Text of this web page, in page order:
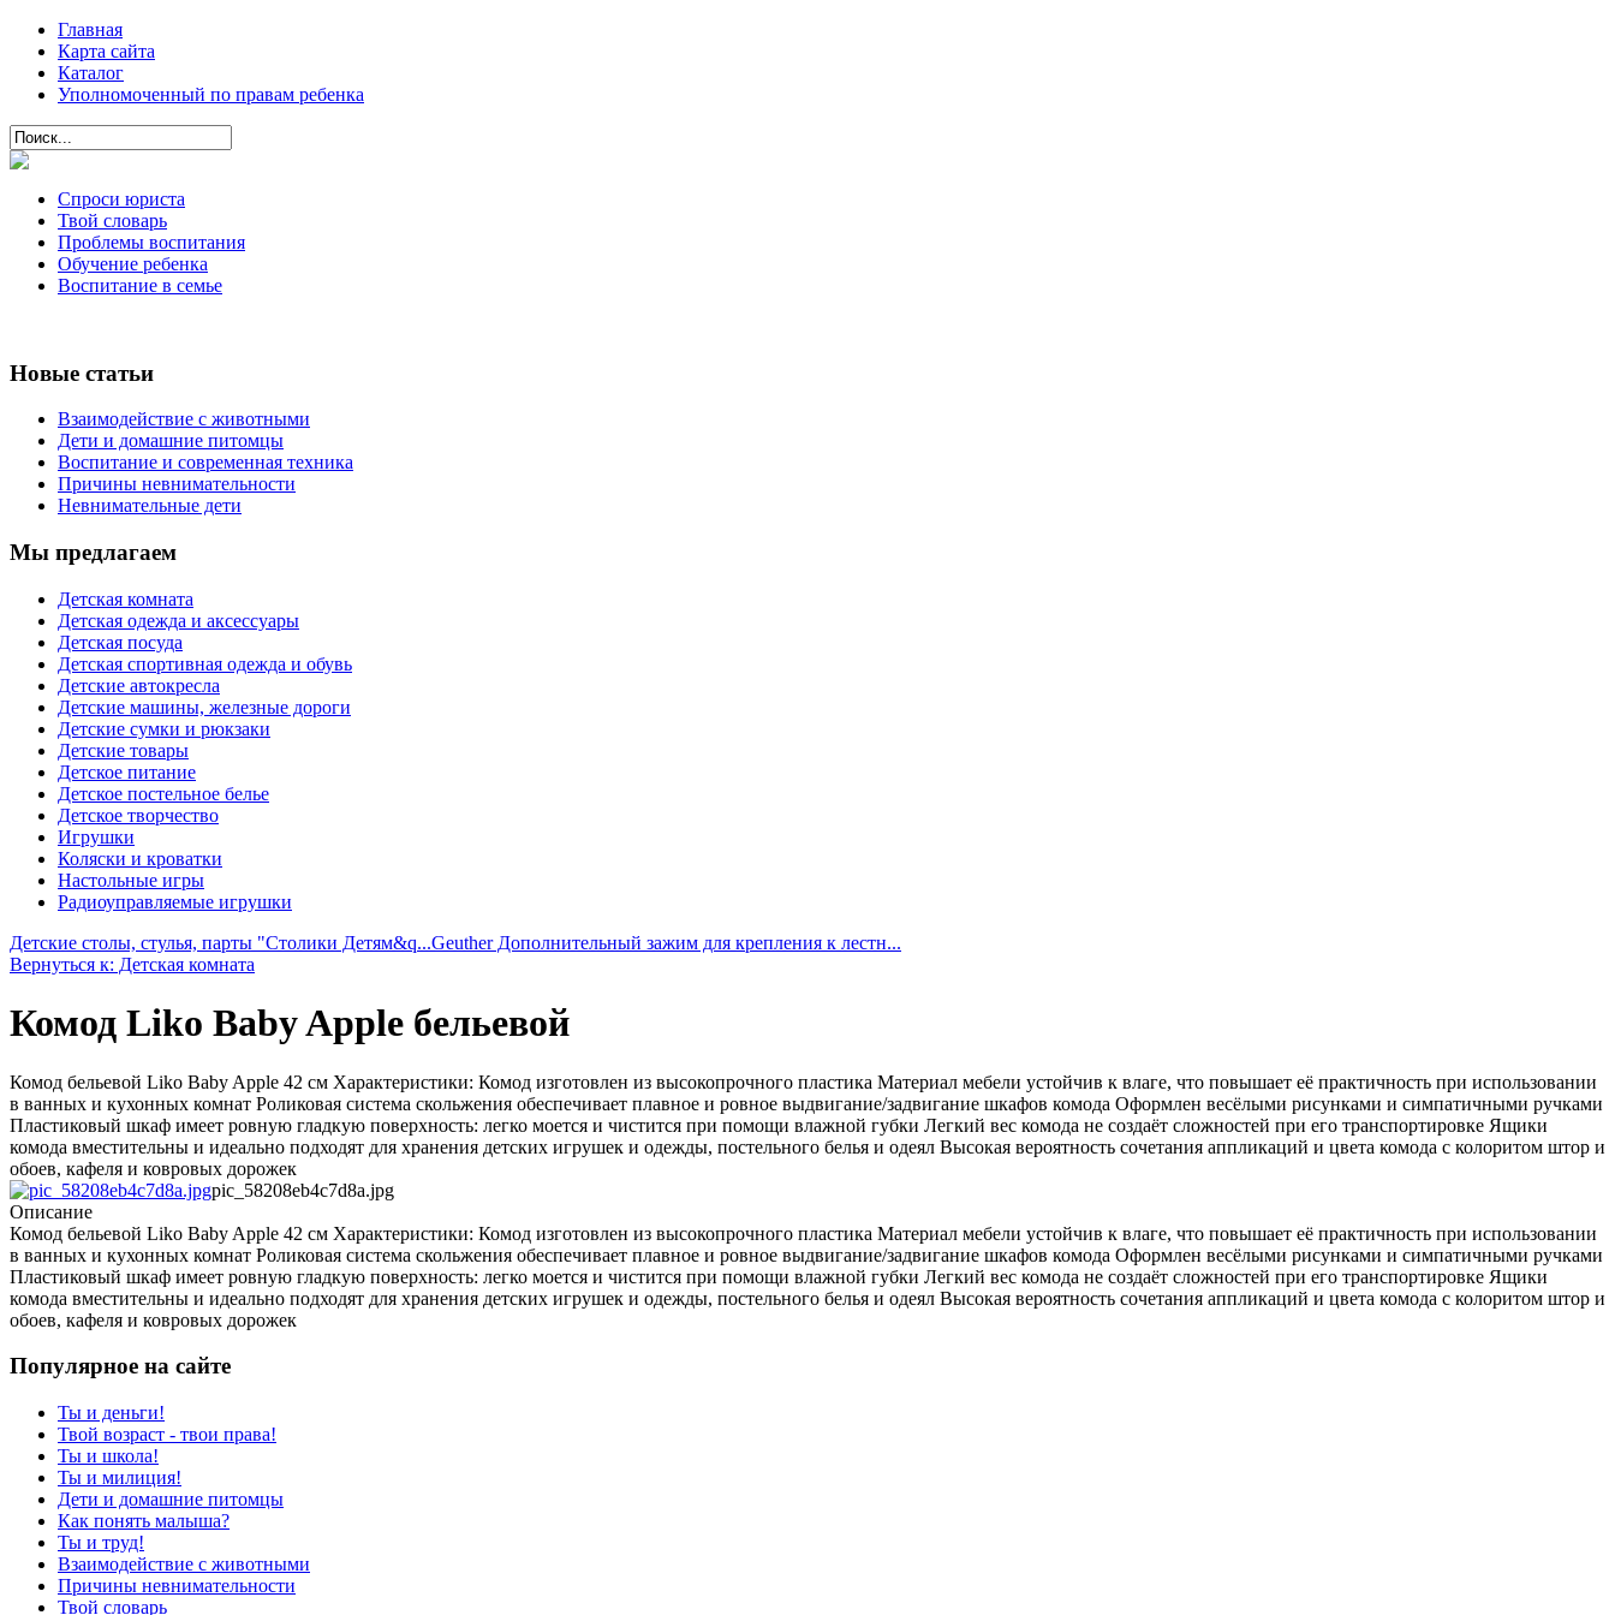
Главная
Карта сайта
Каталог
Уполномоченный по правам ребенка
Спроси юриста
Твой словарь
Проблемы воспитания
Обучение ребенка
Воспитание в семье
Новые статьи
Взаимодействие с животными
Дети и домашние питомцы
Воспитание и современная техника
Причины невнимательности
Невнимательные дети
Мы предлагаем
Детская комната
Детская одежда и аксессуары
Детская посуда
Детская спортивная одежда и обувь
Детские автокресла
Детские машины, железные дороги
Детские сумки и рюкзаки
Детские товары
Детское питание
Детское постельное белье
Детское творчество
Игрушки
Коляски и кроватки
Настольные игры
Радиоуправляемые игрушки
Детские столы, стулья, парты "Столики Детям&q...Geuther Дополнительный зажим для крепления к лестн...
Вернуться к: Детская комната
Комод Liko Baby Apple бельевой
Комод бельевой Liko Baby Apple 42 см Характеристики: Комод изготовлен из высокопрочного пластика Материал мебели устойчив к влаге, что повышает её практичность при использовании
в ванных и кухонных комнат Роликовая система скольжения обеспечивает плавное и ровное выдвигание/задвигание шкафов комода Оформлен весёлыми рисунками и симпатичными ручками
Пластиковый шкаф имеет ровную гладкую поверхность: легко моется и чистится при помощи влажной губки Легкий вес комода не создаёт сложностей при его транспортировке Ящики
комода вместительны и идеально подходят для хранения детских игрушек и одежды, постельного белья и одеял Высокая вероятность сочетания аппликаций и цвета комода с колоритом штор и
обоев, кафеля и ковровых дорожек
pic_58208eb4c7d8a.jpg
Описание
Комод бельевой Liko Baby Apple 42 см Характеристики: Комод изготовлен из высокопрочного пластика Материал мебели устойчив к влаге, что повышает её практичность при использовании
в ванных и кухонных комнат Роликовая система скольжения обеспечивает плавное и ровное выдвигание/задвигание шкафов комода Оформлен весёлыми рисунками и симпатичными ручками
Пластиковый шкаф имеет ровную гладкую поверхность: легко моется и чистится при помощи влажной губки Легкий вес комода не создаёт сложностей при его транспортировке Ящики
комода вместительны и идеально подходят для хранения детских игрушек и одежды, постельного белья и одеял Высокая вероятность сочетания аппликаций и цвета комода с колоритом штор и
обоев, кафеля и ковровых дорожек
Популярное на сайте
Ты и деньги!
Твой возраст - твои права!
Ты и школа!
Ты и милиция!
Дети и домашние питомцы
Как понять малыша?
Ты и труд!
Взаимодействие с животными
Причины невнимательности
Твой словарь